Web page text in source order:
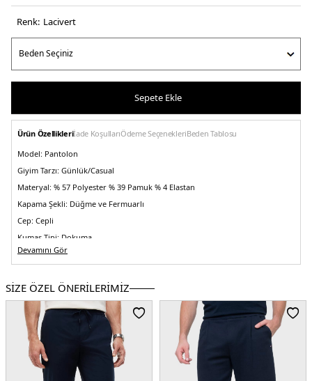
Renk: laci̇vert
Sepete Ekle
Ürün Özellikleriİade KoşullarıÖdeme SeçenekleriBeden Tablosu
Model: Pantolon
Giyim Tarzı: Günlük/Casual
Materyal: % 57 Polyester % 39 Pamuk % 4 Elastan
Kapama Şekli: Düğme ve Fermuarlı
Cep: Cepli
Kumaş Tipi: Dokuma
Bel:Normal Bel
Paça Tipi:
Daralan Paça
Kalıp Bilgisi:Tapered Fit
Manken Bedeni:
Boy : 1.90 cm / Göğüs : 108 cm / Bel : 85 cm / Basen : 100 cm
/ Beden : 31 - 34
Yaş Grubu:
Menşei:Çin
Devamını Gör
SİZE ÖZEL ÖNERİLERİMİZ